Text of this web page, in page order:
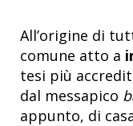
All’origine di
comune atto a
tesi più
dal messapico
appunto, di